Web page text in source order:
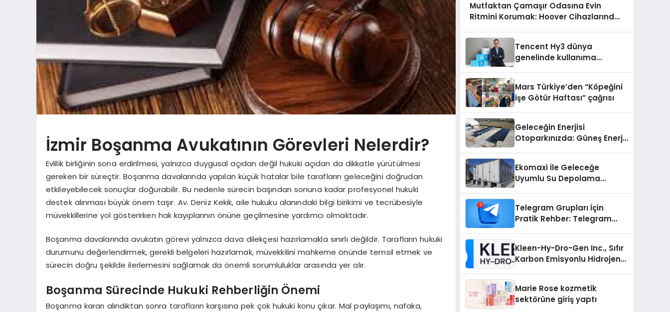
İzmir Boşanma Avukatının Görevleri Nelerdir?
Evlilik birliğinin sona erdirilmesi, yalnızca duygusal açıdan değil hukuki açıdan da dikkatle yürütülmesi
gereken bir süreçtir. Boşanma davalarında yapılan küçük hatalar bile tarafların geleceğini doğrudan
etkileyebilecek sonuçlar doğurabilir. Bu nedenle sürecin başından sonuna kadar profesyonel hukuki
destek alınması büyük önem taşır. Av. Deniz Kekik, aile hukuku alanındaki bilgi birikimi ve tecrübesiyle
müvekkillerine yol gösterirken hak kayıplarının önüne geçilmesine yardımcı olmaktadır.
Boşanma davalarında avukatın görevi yalnızca dava dilekçesi hazırlamakla sınırlı değildir. Tarafların hukuki
durumunu değerlendirmek, gerekli belgeleri hazırlamak, müvekkilini mahkeme önünde temsil etmek ve
sürecin doğru şekilde ilerlemesini sağlamak da önemli sorumluluklar arasında yer alır.
Boşanma Sürecinde Hukuki Rehberliğin Önemi
Boşanma kararı alındıktan sonra tarafların karşısına pek çok hukuki konu çıkar. Mal paylaşımı, nafaka,
Mutfaktan Çamaşır Odasına Evin
Ritmini Korumak: Hoover Cihazlarında
Tencent Hy3 dünya
genelinde kullanıma
Mars Türkiye’den “Köpeğini
İşe Götür Haftası” çağrısı
Geleceğin Enerjisi
Otoparkınızda: Güneş Enerjili
Ekomaxi İle Geleceğe
Uyumlu Su Depolama
Telegram Grupları İçin
Pratik Rehber: Telegram
Kleen-Hy-Dro-Gen Inc., Sıfır
Karbon Emisyonlu Hidrojen
Aldı
Marie Rose kozmetik
sektörüne giriş yaptı